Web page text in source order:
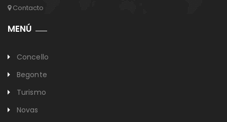
Contacto
MENÚ
Concello
Begonte
Turismo
Novas